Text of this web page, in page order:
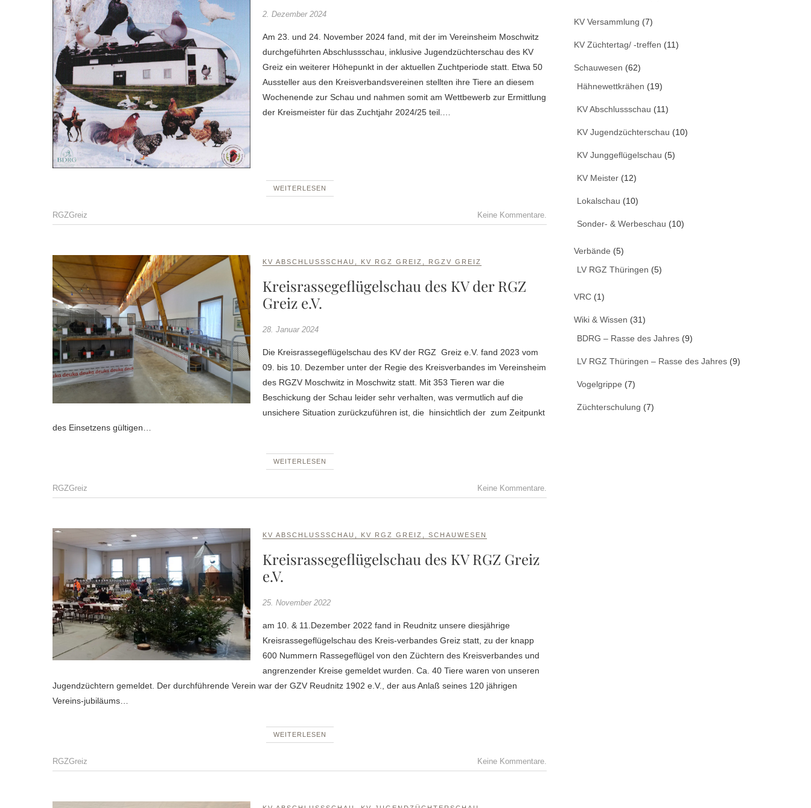
2. Dezember 2024
Am 23. und 24. November 2024 fand, mit der im Vereinsheim Moschwitz
durchgeführten Abschlussschau, inklusive Jugendzüchterschau des KV
Greiz ein weiterer Höhepunkt in der aktuellen Zuchtperiode statt. Etwa 50
Aussteller aus den Kreisverbandsvereinen stellten ihre Tiere an diesem
Wochenende zur Schau und nahmen somit am Wettbewerb zur Ermittlung
der Kreismeister für das Zuchtjahr 2024/25 teil.…
WEITERLESEN
RGZGreiz Keine Kommentare.
KV ABSCHLUSSSCHAU KV RGZ GREIZ RGZV GREIZ
Kreisrassegeflügelschau des KV der RGZ
Greiz e.V.
28. Januar 2024
Die Kreisrassegeflügelschau des KV der RGZ Greiz e.V. fand 2023 vom
09. bis 10. Dezember unter der Regie des Kreisverbandes im Vereinsheim
des RGZV Moschwitz in Moschwitz statt. Mit 353 Tieren war die
Beschickung der Schau leider sehr verhalten, was vermutlich auf die
unsichere Situation zurückzuführen ist, die hinsichtlich der zum Zeitpunkt
des Einsetzens gültigen…
WEITERLESEN
RGZGreiz Keine Kommentare.
KV ABSCHLUSSSCHAU KV RGZ GREIZ SCHAUWESEN
Kreisrassegeflügelschau des KV RGZ Greiz
e.V.
25. November 2022
am 10. & 11.Dezember 2022 fand in Reudnitz unsere diesjährige
Kreisrassegeflügelschau des Kreis-verbandes Greiz statt, zu der knapp
600 Nummern Rassegeflügel von den Züchtern des Kreisverbandes und
angrenzender Kreise gemeldet wurden. Ca. 40 Tiere waren von unseren
Jugendzüchtern gemeldet. Der durchführende Verein war der GZV Reudnitz 1902 e.V., der aus Anlaß seines 120 jährigen
Vereins-jubiläums…
WEITERLESEN
RGZGreiz Keine Kommentare.
KV Versammlung (7)
KV Züchtertag/ -treffen (11)
Schauwesen (62)
Hähnewettkrähen (19)
KV Abschlussschau (11)
KV Jugendzüchterschau (10)
KV Junggeflügelschau (5)
KV Meister (12)
Lokalschau (10)
Sonder- & Werbeschau (10)
Verbände (5)
LV RGZ Thüringen (5)
VRC (1)
Wiki & Wissen (31)
BDRG – Rasse des Jahres (9)
LV RGZ Thüringen – Rasse des Jahres (9)
Vogelgrippe (7)
Züchterschulung (7)